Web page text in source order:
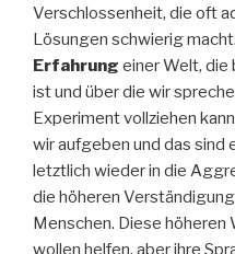
Verschlossenheit, die oft
Lösungen schwierig
Erfahrung einer Welt, die
ist und über die wir
Experiment vollziehen
wir aufgeben und das sind
letztlich wieder in die
die höheren
Menschen. Diese höheren
wollen helfen, aber ihre